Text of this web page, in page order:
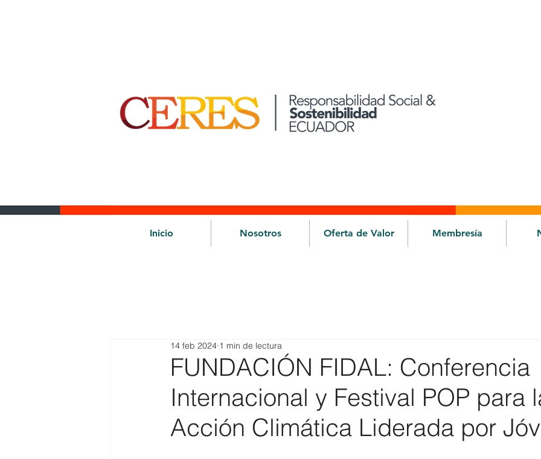
Inicio Nosotros Oferta de Valor Membresía
FUNDACIÓN FIDAL: Conferencia
Internacional y Festival POP para
Acción Climática Liderada por
14 feb 2024 1 min de lectura